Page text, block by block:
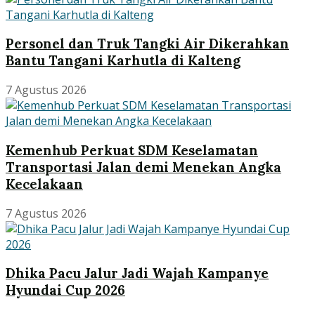
Personel dan Truk Tangki Air Dikerahkan
Bantu Tangani Karhutla di Kalteng
7 Agustus 2026
Kemenhub Perkuat SDM Keselamatan
Transportasi Jalan demi Menekan Angka
Kecelakaan
7 Agustus 2026
Dhika Pacu Jalur Jadi Wajah Kampanye
Hyundai Cup 2026